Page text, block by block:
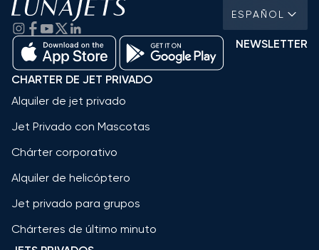
ESPAÑOL
NEWSLETTER
CHARTER DE JET PRIVADO
Alquiler de jet privado
Jet Privado con Mascotas
Chárter corporativo
Alquiler de helicóptero
Jet privado para grupos
Chárteres de último minuto